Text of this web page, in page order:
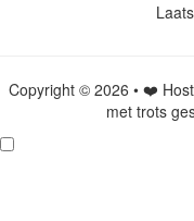
Copyright © 2026 • ❤️
met trots